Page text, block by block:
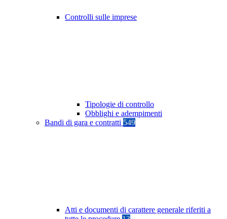
Controlli sulle imprese
Tipologie di controllo
Obblighi e adempimenti
Bandi di gara e contratti 549
Atti e documenti di carattere generale riferiti a